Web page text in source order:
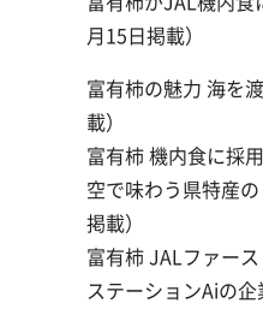
月15日掲載）
富有柿の魅力 海を
載）
富有柿 機内食に採
空で味わう県特産
掲載）
富有柿 JALファー
ステーションAiの